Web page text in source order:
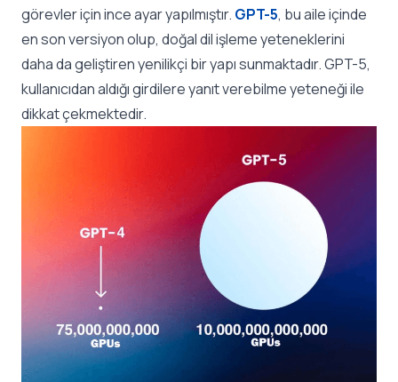
görevler için ince ayar yapılmıştır. GPT-5, bu aile içinde
en son versiyon olup, doğal dil işlemeyeteneklerini
daha da geliştiren yenilikçi bir yapı sunmaktadır. GPT-5,
kullanıcıdan aldığı girdilere yanıt verebilme yeteneği ile
dikkat çekmektedir.